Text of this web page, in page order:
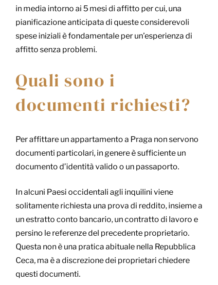
in media intorno ai 5 mesi di affitto per cui, una
pianificazione anticipata di queste considerevoli
spese iniziali è fondamentale per un’esperienza di
affitto senza problemi.
Quali sono i
documenti richiesti?
Per affittare un appartamento a Praga non servono
documenti particolari, in genere è sufficiente un
documento d’identità valido o un passaporto.
In alcuni Paesi occidentali agli inquilini viene
solitamente richiesta una prova di reddito, insieme a
un estratto conto bancario, un contratto di lavoro e
persino le referenze del precedente proprietario.
Questa non è una pratica abituale nella Repubblica
Ceca, ma è a discrezione dei proprietari chiedere
questi documenti.